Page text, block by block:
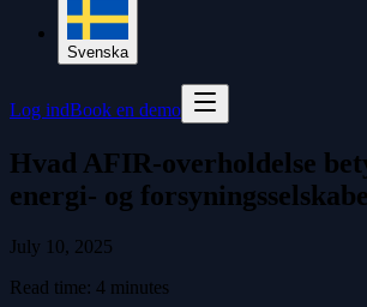
Svenska
Log indBook en demo
Hvad AFIR-overholdelse
energi- og
July 10, 2025
Read time: 4 minutes